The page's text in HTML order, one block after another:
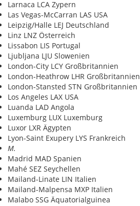
Larnaca LCA Zypern
Las Vegas-McCarran LAS USA
Leipzig/Halle LEJ Deutschland
Linz LNZ Österreich
Lissabon LIS Portugal
Ljubljana LJU Slowenien
London-City LCY Großbritannien
London-Heathrow LHR Großbritannien
London-Stansted STN Großbritannien
Los Angeles LAX USA
Luanda LAD Angola
Luxemburg LUX Luxemburg
Luxor LXR Ägypten
Lyon-Saint Exupery LYS Frankreich
M.
Madrid MAD Spanien
Mahé SEZ Seychellen
Mailand-Linate LIN Italien
Mailand-Malpensa MXP Italien
Malabo SSG Äquatorialguinea